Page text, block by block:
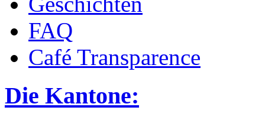
FAQ
Café Transparence
Die Kantone: